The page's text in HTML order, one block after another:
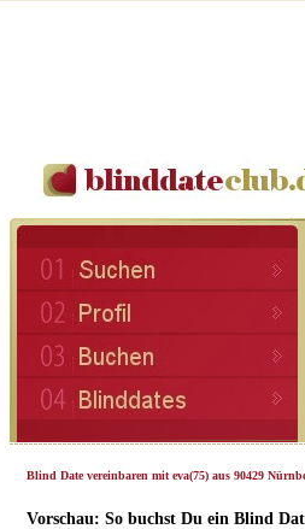
Blind Date vereinbaren mit eva(75) aus 90429
Vorschau: So buchst Du ein Blind